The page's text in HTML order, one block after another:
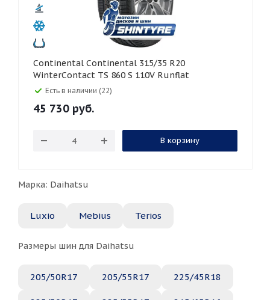
Continental Continental 315/35 R20
WinterContact TS 860 S 110V Runflat
Есть в наличии (22)
45 730 руб.
В корзину
Марка: Daihatsu
Luxio Mebius Terios
Размеры шин для Daihatsu
205/50R17 205/55R17 225/45R18